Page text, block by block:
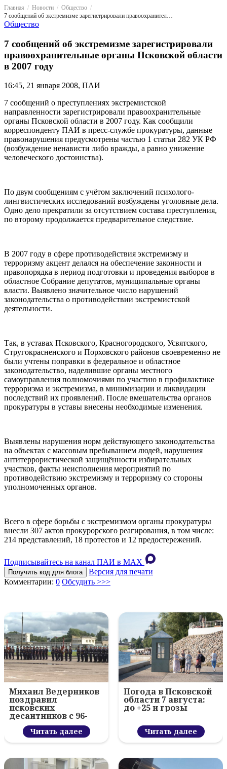
Главная Новости
Общество
7 сообщений об экстремизме зарегистрировали правоохранительные органы Псковской области в 2007 году
Общество
7 сообщений об экстремизме зарегистрировали
правоохранительные органы Псковской области
в 2007 году
16:45, 21 января 2008, ПАИ
7 сообщений о преступлениях экстремистской
направленности зарегистрировали правоохранительные
органы Псковской области в 2007 году. Как сообщили
корреспонденту ПАИ в пресс-службе прокуратуры, данные
правонарушения предусмотрены частью 1 статьи 282 УК РФ
(возбуждение ненависти либо вражды, а равно унижение
человеческого достоинства).
По двум сообщениям с учётом заключений психолого-
лингвистических исследований возбуждены уголовные дела.
Одно дело прекратили за отсутствием состава преступления,
по второму продолжается предварительное следствие.
В 2007 году в сфере противодействия экстремизму и
терроризму акцент делался на обеспечение законности и
правопорядка в период подготовки и проведения выборов в
областное Собрание депутатов, муниципальные органы
власти. Выявлено значительное число нарушений
законодательства о противодействии экстремистской
деятельности.
Так, в уставах Псковского, Красногородского, Усвятского,
Стругокрасненского и Порховского районов своевременно не
были учтены поправки в федеральное и областное
законодательство, наделившие органы местного
самоуправления полномочиями по участию в профилактике
терроризма и экстремизма, в минимизации и ликвидации
последствий их проявлений. После вмешательства органов
прокуратуры в уставы внесены необходимые изменения.
Выявлены нарушения норм действующего законодательства
на объектах с массовым пребыванием людей, нарушения
антитеррористической защищённости избирательных
участков, факты неисполнения мероприятий по
противодействию экстремизму и терроризму со стороны
уполномоченных органов.
Всего в сфере борьбы с экстремизмом органы прокуратуры
внесли 307 актов прокурорского реагирования, в том числе:
214 представлений, 18 протестов и 12 предостережений.
Подписывайтесь на канал ПАИ в MAХ
Получить код для блога
Версия для печати
Комментарии: 0 Обсудить >>>
Михаил Ведерников
поздравил
псковских
десантников с 96-
летием ВДВ и
вручил награды
Читать далее
Погода в Псковской
области 7 августа:
до +25 и грозы
Читать далее